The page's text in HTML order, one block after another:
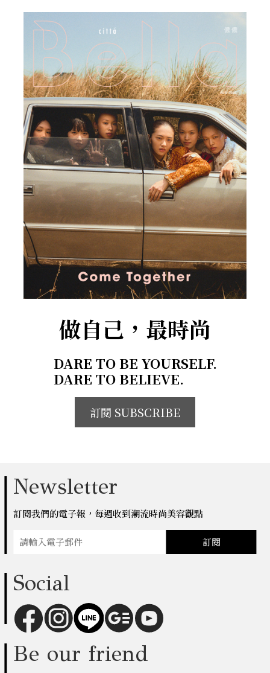
做自己，最時尚
DARE TO BE YOURSELF.
DARE TO BELIEVE.
訂閱 SUBSCRIBE
Newsletter
訂閱我們的電子報，每週收到潮流時尚美容觀點
訂閱
Social
Be our friend